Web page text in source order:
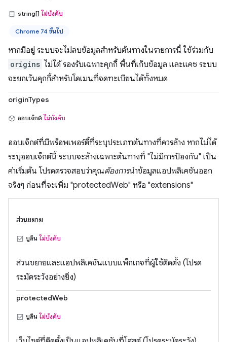
string[] ไม่บังคับ
Chrome 74 ขึ้นไป
หากมีอยู่ ระบบจะไม่ลบข้อมูลสำหรับต้นทางในรายการนี้ ใช้ร่วมกับ
origins ไม่ได้ รองรับเฉพาะคุกกี้ พื้นที่เก็บข้อมูล และแคช ระบบ
จะยกเว้นคุกกี้สำหรับโดเมนที่จดทะเบียนได้ทั้งหมด
originTypes
ออบเจ็กต์ ไม่บังคับ
ออบเจ็กต์ที่มีพร็อพเพอร์ตี้ที่ระบุประเภทต้นทางที่ควรล้าง หากไม่ได้
ระบุออบเจ็กต์นี้ ระบบจะล้างเฉพาะต้นทางที่ "ไม่มีการป้องกัน" เป็น
ค่าเริ่มต้น โปรดตรวจสอบว่าคุณต้องการนำข้อมูลแอปพลิเคชันออก
จริงๆ ก่อนที่จะเพิ่ม "protectedWeb" หรือ "extensions"
ส่วนขยาย
บูลีน ไม่บังคับ
ส่วนขยายและแอปพลิเคชันแบบแพ็กเกจที่ผู้ใช้ติดตั้ง (โปรด
ระมัดระวังอย่างยิ่ง)
protectedWeb
บูลีน ไม่บังคับ